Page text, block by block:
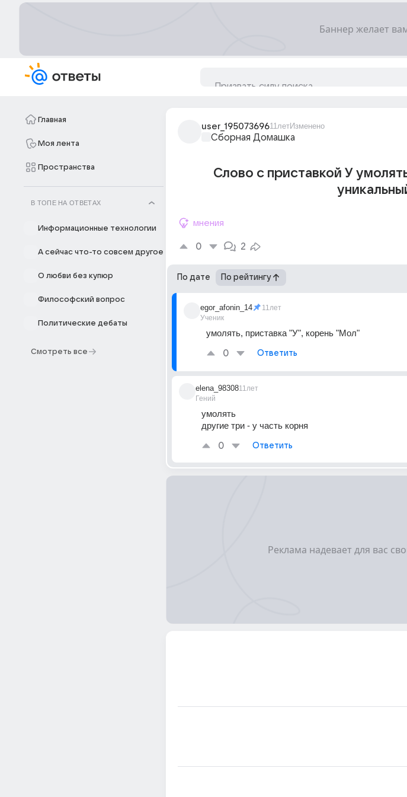
Главная
Моя лента
Пространства
В ТОПЕ НА ОТВЕТАХ
Информационные технологии
А сейчас что-то совсем другое
О любви без купюр
Философский вопрос
Политические дебаты
Смотреть все
user_19507369611летИзменено
Сборная Домашка
Слово с приставкой У
мнения
0 2
По дате По рейтингу
egor_afonin_14
Ученик
11лет
умолять, приставка "У", корень "Мол"
0 Ответить
elena_98308
Гений
11лет
умолять
другие три - у часть корня
0 Ответить